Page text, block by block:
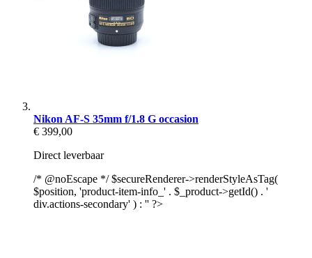
Nikon AF-S 35mm f/1.8 G occasion
€ 399,00
Direct leverbaar
/* @noEscape */ $secureRenderer->renderStyleAsTag(
$position, 'product-item-info_' . $_product->getId() . '
div.actions-secondary' ) : '' ?>